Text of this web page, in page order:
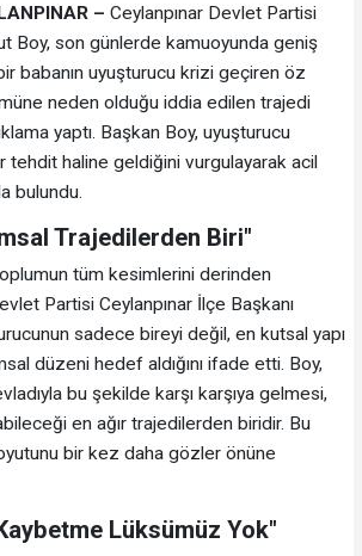
– Ceylanpınar Devlet Partisi
Boy, son günlerde kamuoyunda geniş
babanın uyuşturucu krizi geçiren öz
neden olduğu iddia edilen trajedi
yaptı. Başkan Boy, uyuşturucu
tehdit haline geldiğini vurgulayarak acil
bulundu.
Trajedilerden Biri"
tüm kesimlerini derinden
Partisi Ceylanpınar İlçe Başkanı
sadece bireyi değil, en kutsal yapı
düzeni hedef aldığını ifade etti. Boy,
bu şekilde karşı karşıya gelmesi,
en ağır trajedilerden biridir. Bu
bir kez daha gözler önüne
Lüksümüz Yok"